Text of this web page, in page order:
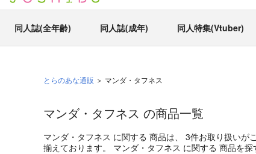
同人誌(全年齢) 同人誌(成年) 同人特集(Vtuber)
とらのあな通販 マンダ・タフネス
マンダ・タフネス の商品一覧
マンダ・タフネス に関する 商品は、 3件お取り扱いが
揃えております。 マンダ・タフネス に関する 商品を探